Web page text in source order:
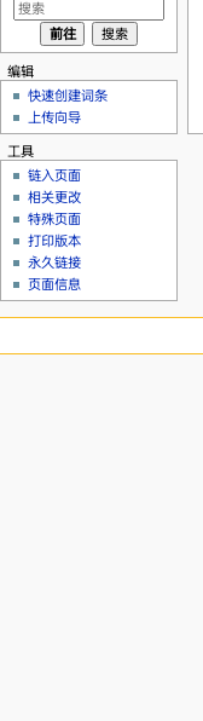
编辑
快速创建词条
上传向导
工具
链入页面
相关更改
特殊页面
打印版本
永久链接
页面信息